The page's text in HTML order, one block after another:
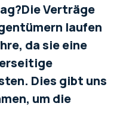
Verträge
laufen
da sie eine
Dies gibt uns
um die